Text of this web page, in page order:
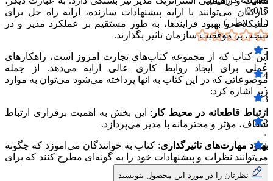
کارکنان می‌توانند با ارایه پیشنهادات سازنده، ارایه راه حل برای
مشکلات و بهبود فرایندها، به طور مستقیم بر عملکرد مدیر و در
نتیجه، بر موفقیت سازمان تاثیر بگذارند.
این کتاب که از مجموعه کتاب‌های تجارت امروز است، راهکارهای
عملی برای ایجاد روابط کاری عالی ارایه می‌دهد. از جمله
موضوعاتی که در این کتاب به انها پرداخته می‌شود می‌توان به موارد
زیر اشاره کرد:
ارتباط قاطعانه در محیط کار : این بخش به اهمیت برقراری ارتباط
شفاف، مؤثر و محترمانه با مدیر می‌پردازد.
بهبود مهارت‌های تاثیرگذاری: کتاب به خوانندگان می‌اموزد که چگونه
می‌توانند نظرات و پیشنهادات خود را به گونه‌ای مطرح کنند که برای
مدیر قابل قبول و مؤثر باشد.
5 /
0.0
( از ۰ نظر )
5
۰
4
۰
3
۰
2
۰
1
۰
نظرتان را در مورد این محصول بنویسید